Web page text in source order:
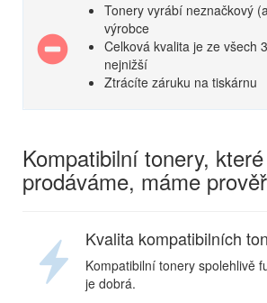
Tonery vyrábí neznačkový
výrobce
Celková kvalita je ze všech
nejnižší
Ztrácíte záruku na tiskárnu
Kompatibilní tonery, které
prodáváme, máme
Kvalita kompatibilních
Kompatibilní tonery spolehlivě
je dobrá.